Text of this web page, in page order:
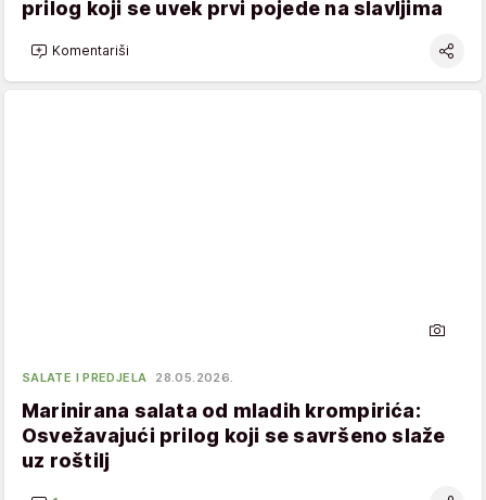
prilog koji se uvek prvi pojede na slavljima
Komentariši
SALATE I PREDJELA 28.05.2026.
Marinirana salata od mladih krompirića:
Osvežavajući prilog koji se savršeno slaže
uz roštilj